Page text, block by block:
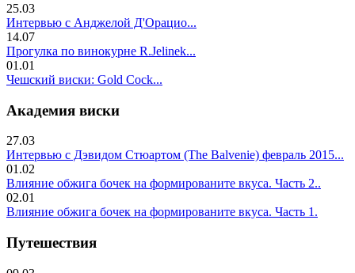
25.03
Интервью с Анджелой Д'Орацио...
14.07
Прогулка по винокурне R.Jelinek...
01.01
Чешский виски: Gold Cock...
Академия виски
27.03
Интервью с Дэвидом Стюартом (The Balvenie) февраль 2015...
01.02
Влияние обжига бочек на формированите вкуса. Часть 2..
02.01
Влияние обжига бочек на формированите вкуса. Часть 1.
Путешествия